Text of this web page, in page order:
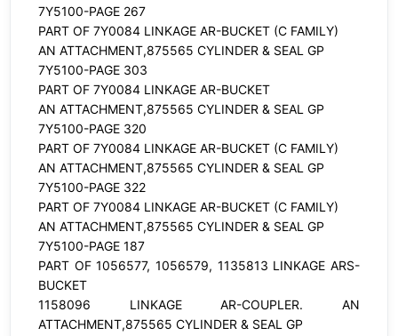
7Y5100-PAGE 267
PART OF 7Y0084 LINKAGE AR-BUCKET (C FAMILY)
AN ATTACHMENT,875565 CYLINDER & SEAL GP
7Y5100-PAGE 303
PART OF 7Y0084 LINKAGE AR-BUCKET
AN ATTACHMENT,875565 CYLINDER & SEAL GP
7Y5100-PAGE 320
PART OF 7Y0084 LINKAGE AR-BUCKET (C FAMILY)
AN ATTACHMENT,875565 CYLINDER & SEAL GP
7Y5100-PAGE 322
PART OF 7Y0084 LINKAGE AR-BUCKET (C FAMILY)
AN ATTACHMENT,875565 CYLINDER & SEAL GP
7Y5100-PAGE 187
PART OF 1056577, 1056579, 1135813 LINKAGE ARS-
BUCKET
1158096 LINKAGE AR-COUPLER. AN
ATTACHMENT,875565 CYLINDER & SEAL GP